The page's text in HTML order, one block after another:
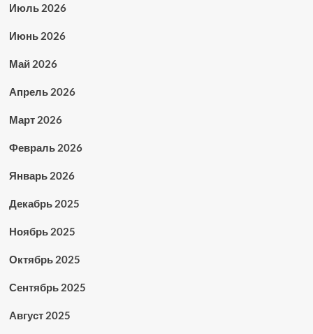
Июль 2026
Июнь 2026
Май 2026
Апрель 2026
Март 2026
Февраль 2026
Январь 2026
Декабрь 2025
Ноябрь 2025
Октябрь 2025
Сентябрь 2025
Август 2025